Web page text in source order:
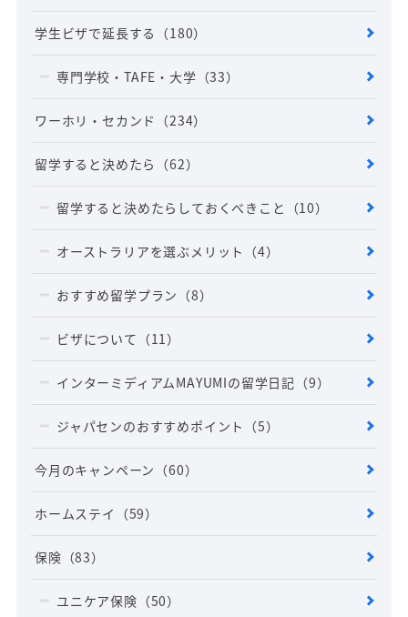
学生ビザで延長する （180）
専門学校・TAFE・大学 （33）
ワーホリ・セカンド （234）
留学すると決めたら （62）
留学すると決めたらしておくべきこと （10）
オーストラリアを選ぶメリット （4）
おすすめ留学プラン （8）
ビザについて （11）
インターミディアムMAYUMIの留学日記 （9）
ジャパセンのおすすめポイント （5）
今月のキャンペーン （60）
ホームステイ （59）
保険 （83）
ユニケア保険 （50）